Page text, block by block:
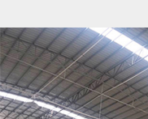
工业大风扇通风降温解
解决方案
SOLUTION